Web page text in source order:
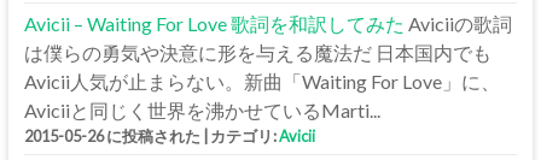
Avicii – Waiting For Love 歌詞を和訳してみた Aviciiの歌詞
は僕らの勇気や決意に形を与える魔法だ 日本国内でも
Avicii人気が止まらない。新曲「Waiting For Love」に、
Aviciiと同じく世界を沸かせているMarti...
2015-05-26 に投稿された カテゴリ:Avicii